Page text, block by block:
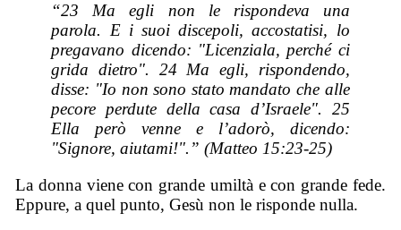
“23 Ma egli non le rispondeva una
parola. E i suoi discepoli, accostatisi, lo
pregavano dicendo: "Licenziala, perché ci
grida dietro". 24 Ma egli, rispondendo,
disse: "Io non sono stato mandato che alle
pecore perdute della casa d’Israele". 25
Ella però venne e l’adorò, dicendo:
"Signore, aiutami!".” (Matteo 15:23-25)
La donna viene con grande umiltà e con grande fede.
Eppure, a quel punto, Gesù non le risponde nulla.